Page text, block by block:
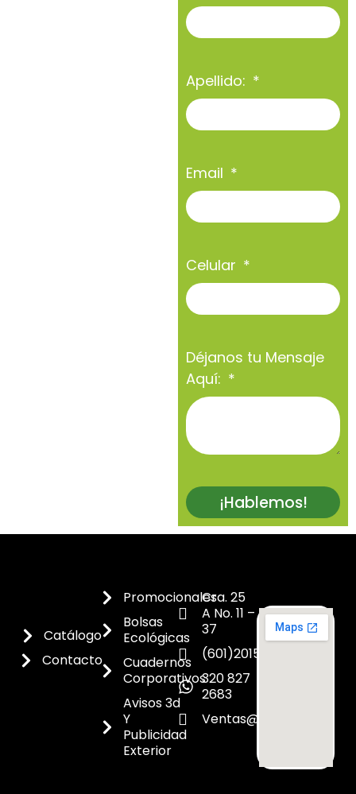
Apellido:
Email
Celular
Déjanos tu Mensaje
Aquí:
¡Hablemos!
Catálogo
Contacto
Promocionales
Bolsas
Ecológicas
Cuadernos
Corporativos
Avisos 3d
Y
Publicidad
Exterior
Cra. 25
A No. 11 –
37
(601)2015300
320 827
2683
Ventas@dicoes.co